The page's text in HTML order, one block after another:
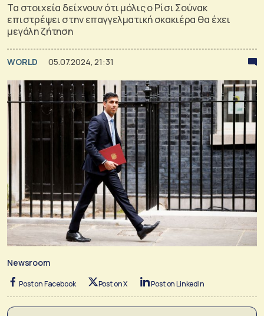
Τα στοιχεία δείχνουν ότι μόλις ο Ρίσι Σούνακ
επιστρέψει στην επαγγελματική σκακιέρα θα έχει
μεγάλη ζήτηση
WORLD 05.07.2024, 21:31
Newsroom
Post on Facebook Post on X Post on LinkedIn